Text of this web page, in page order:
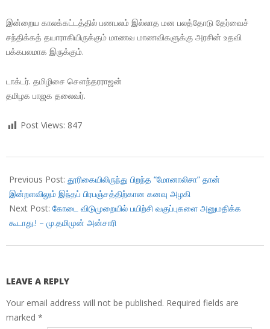
இன்றைய காலக்கட்டத்தில் பணபலம் இல்லாத மன பலத்தோடு தேர்வைச்
சந்திக்கத் தயாராகியிருக்கும் மாணவ மாணவிகளுக்கு அரசின் உதவி
பக்கபலமாக இருக்கும்.
டாக்டர். தமிழிசை சௌந்தரராஜன்
தமிழக பாஜக தலைவர்.
Post Views: 847
05-
04
Previous Post: தூரிகையிலிருந்து பிறந்த “மோனாலிசா” தான்
இன்றளவிலும் இந்தப் பிரபஞ்சத்திற்கான கனவு அழகி
Next Post: கோடை விடுமுறையில் பயிற்சி வகுப்புகளை அனுமதிக்க
கூடாது.! – மு.தமிமுன் அன்சாரி
LEAVE A REPLY
Your email address will not be published. Required fields are
marked *